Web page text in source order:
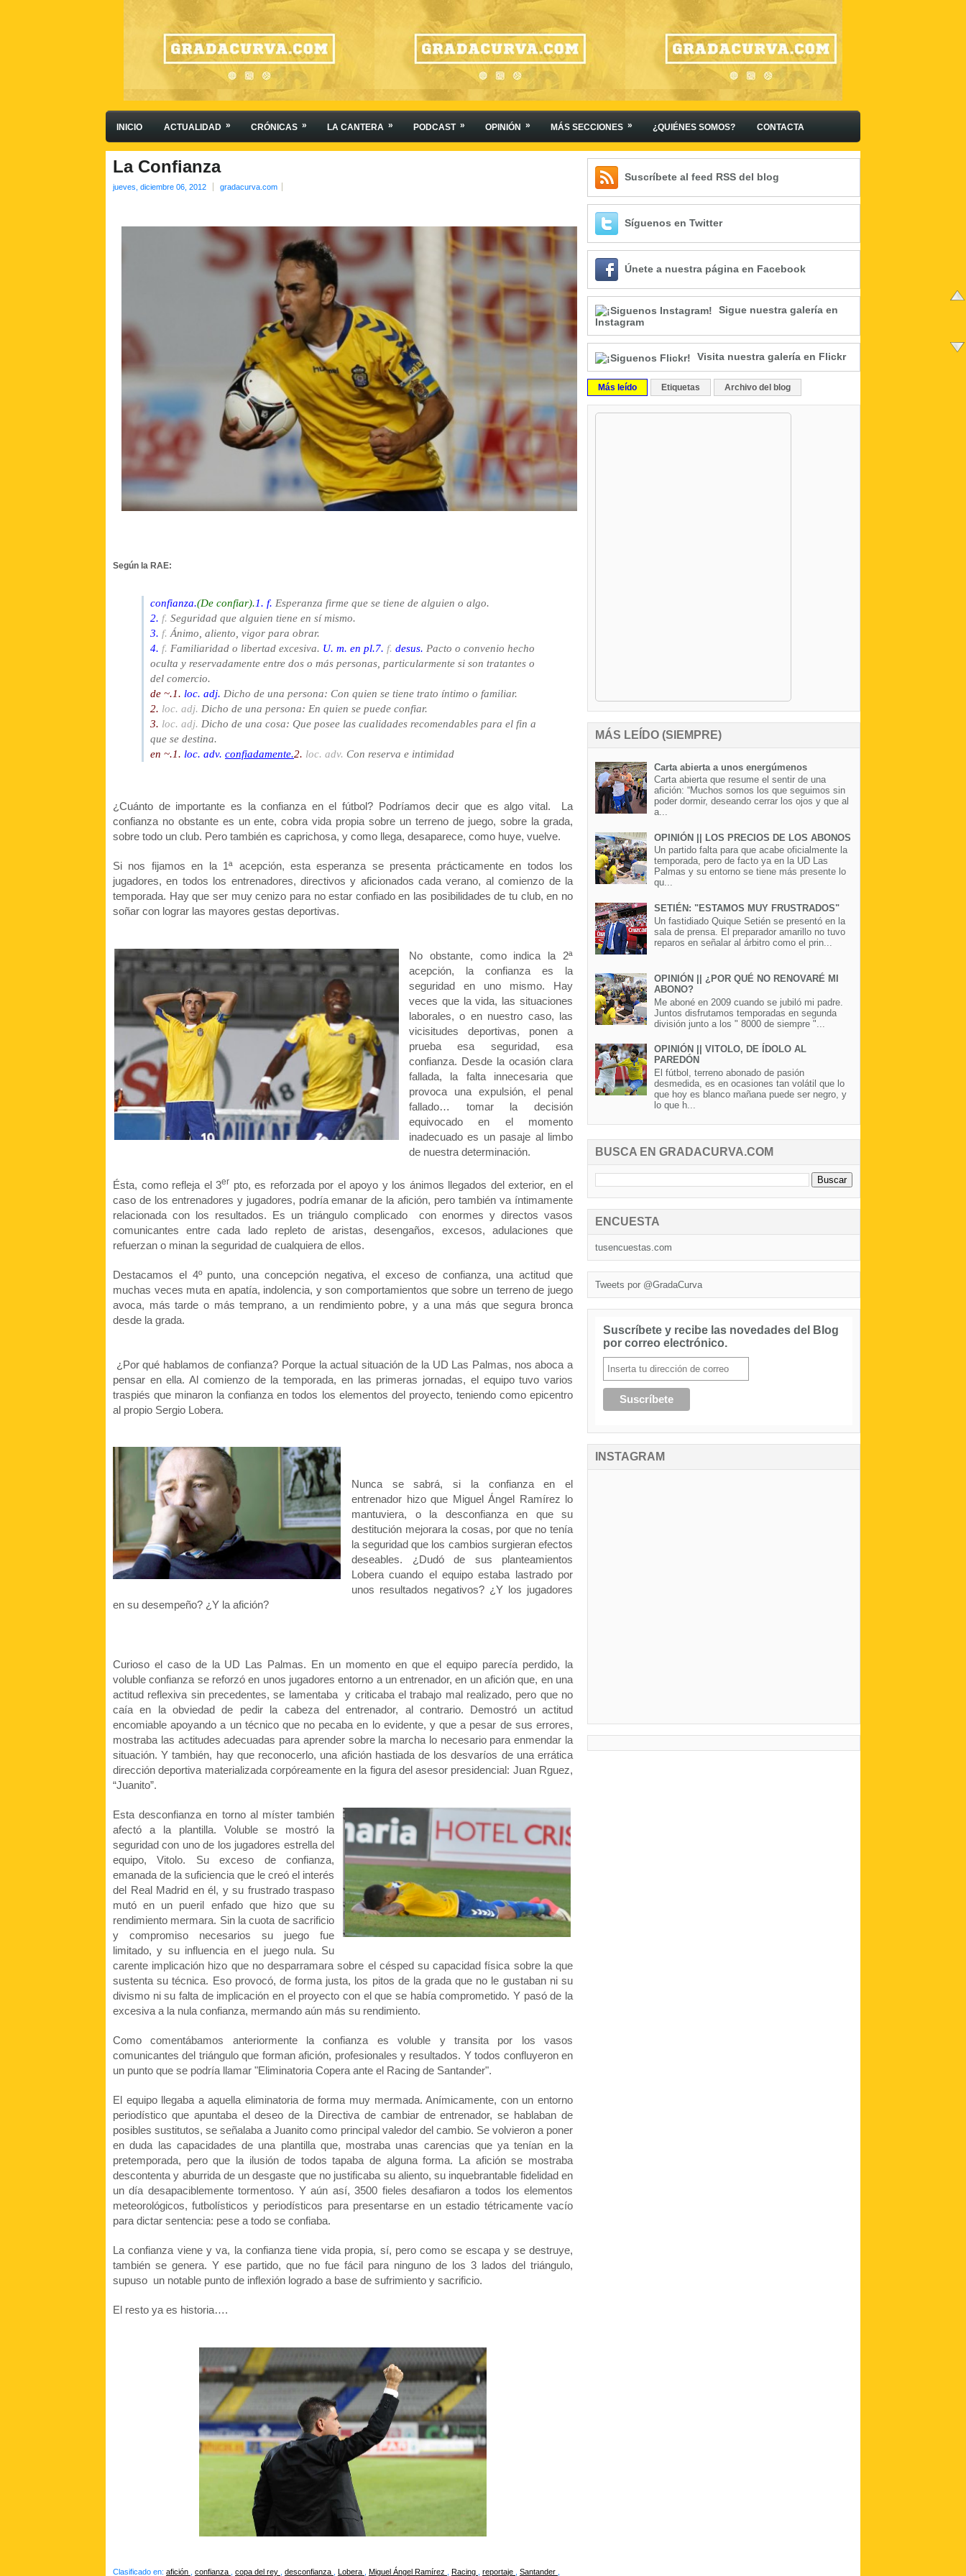
INICIO ACTUALIDAD » CRÓNICAS » LA CANTERA » PODCAST » OPINIÓN » MÁS SECCIONES » ¿QUIÉNES SOMOS? CONTACTA
La Confianza
jueves, diciembre 06, 2012 gradacurva.com
Según la RAE:
confianza.(De confiar).1. f. Esperanza firme que se tiene de alguien o algo.
2. f. Seguridad que alguien tiene en sí mismo.
3. f. Ánimo, aliento, vigor para obrar.
4. f. Familiaridad o libertad excesiva. U. m. en pl.7. f. desus. Pacto o convenio hecho
oculta y reservadamente entre dos o más personas, particularmente si son tratantes o
del comercio.
de ~.1. loc. adj. Dicho de una persona: Con quien se tiene trato íntimo o familiar.
2. loc. adj. Dicho de una persona: En quien se puede confiar.
3. loc. adj. Dicho de una cosa: Que posee las cualidades recomendables para el fin a
que se destina.
en ~.1. loc. adv. confiadamente.2. loc. adv. Con reserva e intimidad
¿Cuánto de importante es la confianza en el fútbol? Podríamos decir que es algo vital. La
confianza no obstante es un ente, cobra vida propia sobre un terreno de juego, sobre la grada,
sobre todo un club. Pero también es caprichosa, y como llega, desaparece, como huye, vuelve.
Si nos fijamos en la 1ª acepción, esta esperanza se presenta prácticamente en todos los
jugadores, en todos los entrenadores, directivos y aficionados cada verano, al comienzo de la
temporada. Hay que ser muy cenizo para no estar confiado en las posibilidades de tu club, en no
soñar con lograr las mayores gestas deportivas.
No obstante, como indica la 2ª
acepción, la confianza es la
seguridad en uno mismo. Hay
veces que la vida, las situaciones
laborales, o en nuestro caso, las
vicisitudes deportivas, ponen a
prueba esa seguridad, esa
confianza. Desde la ocasión clara
fallada, la falta innecesaria que
provoca una expulsión, el penal
fallado… tomar la decisión
equivocado en el momento
inadecuado es un pasaje al limbo
de nuestra determinación.
Ésta, como refleja el 3er pto, es reforzada por el apoyo y los ánimos llegados del exterior, en el
caso de los entrenadores y jugadores, podría emanar de la afición, pero también va íntimamente
relacionada con los resultados. Es un triángulo complicado con enormes y directos vasos
comunicantes entre cada lado repleto de aristas, desengaños, excesos, adulaciones que
refuerzan o minan la seguridad de cualquiera de ellos.
Destacamos el 4º punto, una concepción negativa, el exceso de confianza, una actitud que
muchas veces muta en apatía, indolencia, y son comportamientos que sobre un terreno de juego
avoca, más tarde o más temprano, a un rendimiento pobre, y a una más que segura bronca
desde la grada.
¿Por qué hablamos de confianza? Porque la actual situación de la UD Las Palmas, nos aboca a
pensar en ella. Al comienzo de la temporada, en las primeras jornadas, el equipo tuvo varios
traspiés que minaron la confianza en todos los elementos del proyecto, teniendo como epicentro
al propio Sergio Lobera.
Nunca se sabrá, si la confianza en el
entrenador hizo que Miguel Ángel Ramírez lo
mantuviera, o la desconfianza en que su
destitución mejorara la cosas, por que no tenía
la seguridad que los cambios surgieran efectos
deseables. ¿Dudó de sus planteamientos
Lobera cuando el equipo estaba lastrado por
unos resultados negativos? ¿Y los jugadores
en su desempeño? ¿Y la afición?
Curioso el caso de la UD Las Palmas. En un momento en que el equipo parecía perdido, la
voluble confianza se reforzó en unos jugadores entorno a un entrenador, en un afición que, en una
actitud reflexiva sin precedentes, se lamentaba y criticaba el trabajo mal realizado, pero que no
caía en la obviedad de pedir la cabeza del entrenador, al contrario. Demostró un actitud
encomiable apoyando a un técnico que no pecaba en lo evidente, y que a pesar de sus errores,
mostraba las actitudes adecuadas para aprender sobre la marcha lo necesario para enmendar la
situación. Y también, hay que reconocerlo, una afición hastiada de los desvaríos de una errática
dirección deportiva materializada corpóreamente en la figura del asesor presidencial: Juan Rguez,
“Juanito”.
Esta desconfianza en torno al míster también
afectó a la plantilla. Voluble se mostró la
seguridad con uno de los jugadores estrella del
equipo, Vitolo. Su exceso de confianza,
emanada de la suficiencia que le creó el interés
del Real Madrid en él, y su frustrado traspaso
mutó en un pueril enfado que hizo que su
rendimiento mermara. Sin la cuota de sacrificio
y compromiso necesarios su juego fue
limitado, y su influencia en el juego nula. Su
carente implicación hizo que no desparramara sobre el césped su capacidad física sobre la que
sustenta su técnica. Eso provocó, de forma justa, los pitos de la grada que no le gustaban ni su
divismo ni su falta de implicación en el proyecto con el que se había comprometido. Y pasó de la
excesiva a la nula confianza, mermando aún más su rendimiento.
Comocomentábamos anteriormente la confianza es voluble y transita por los vasos
comunicantes del triángulo que forman afición, profesionales y resultados. Y todos confluyeron en
un punto que se podría llamar "Eliminatoria Copera ante el Racing de Santander".
El equipo llegaba a aquella eliminatoria de forma muy mermada. Anímicamente, con un entorno
periodístico que apuntaba el deseo de la Directiva de cambiar de entrenador, se hablaban de
posibles sustitutos, se señalaba a Juanito como principal valedor del cambio. Se volvieron a poner
en duda las capacidades de una plantilla que, mostraba unas carencias que ya tenían en la
pretemporada, pero que la ilusión de todos tapaba de alguna forma. La afición se mostraba
descontenta y aburrida de un desgaste que no justificaba su aliento, su inquebrantable fidelidad en
un día desapaciblemente tormentoso. Y aún así, 3500 fieles desafiaron a todos los elementos
meteorológicos, futbolísticos y periodísticos para presentarse en un estadio tétricamente vacío
para dictar sentencia: pese a todo se confiaba.
La confianza viene y va, la confianza tiene vida propia, sí, pero como se escapa y se destruye,
también se genera. Y ese partido, que no fue fácil para ninguno de los 3 lados del triángulo,
supuso un notable punto de inflexión logrado a base de sufrimiento y sacrificio.
El resto ya es historia….
Clasificado en: afición confianza copa del rey desconfianza Lobera Miguel Ángel Ramírez Racing reportaje Santander
Suscríbete al feed RSS del blog
Síguenos en Twitter
Únete a nuestra página en Facebook
Sigue nuestra galería en
Instagram
Visita nuestra galería en Flickr
Más leído Etiquetas Archivo del blog
MÁS LEÍDO (SIEMPRE)
Carta abierta a unos energúmenos
Carta abierta que resume el sentir de una
afición: “Muchos somos los que seguimos sin
poder dormir, deseando cerrar los ojos y que al
a...
OPINIÓN || LOS PRECIOS DE LOS ABONOS
Un partido falta para que acabe oficialmente la
temporada, pero de facto ya en la UD Las
Palmas y su entorno se tiene más presente lo
qu...
SETIÉN: "ESTAMOS MUY FRUSTRADOS"
Un fastidiado Quique Setién se presentó en la
sala de prensa. El preparador amarillo no tuvo
reparos en señalar al árbitro como el prin...
OPINIÓN || ¿POR QUÉ NO RENOVARÉ MI
ABONO?
Me aboné en 2009 cuando se jubiló mi padre.
Juntos disfrutamos temporadas en segunda
división junto a los " 8000 de siempre "...
OPINIÓN || VITOLO, DE ÍDOLO AL
PAREDÓN
El fútbol, terreno abonado de pasión
desmedida, es en ocasiones tan volátil que lo
que hoy es blanco mañana puede ser negro, y
lo que h...
BUSCA EN GRADACURVA.COM
ENCUESTA
tusencuestas.com
Tweets por @GradaCurva
Suscríbete y recibe las novedades del Blog
por correo electrónico.
INSTAGRAM